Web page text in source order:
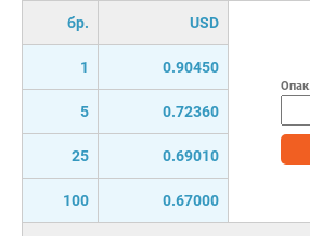
бр. USD
1 0.90450
5 0.72360
25 0.69010
100 0.67000